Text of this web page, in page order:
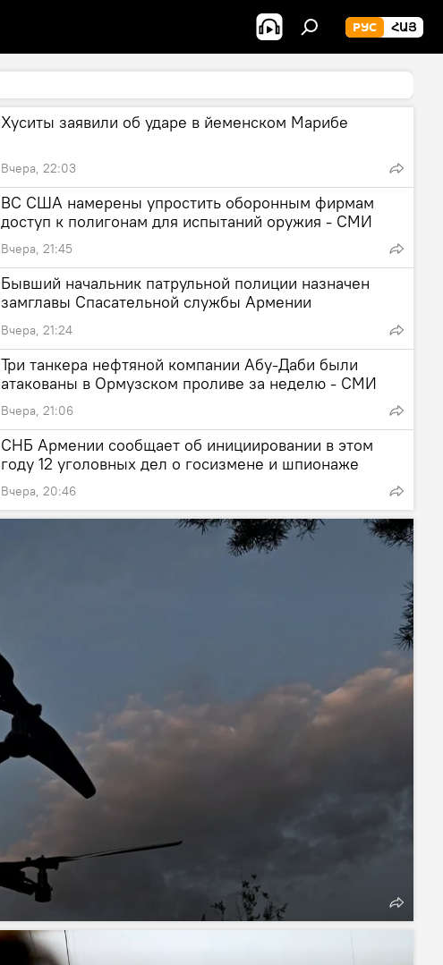
РУС ՀԱՅ
Хуситы заявили об ударе в йеменском Марибе
Вчера, 22:03
ВС США намерены упростить оборонным фирмам
доступ к полигонам для испытаний оружия - СМИ
Вчера, 21:45
Бывший начальник патрульной полиции назначен
замглавы Спасательной службы Армении
Вчера, 21:24
Три танкера нефтяной компании Абу-Даби были
атакованы в Ормузском проливе за неделю - СМИ
Вчера, 21:06
СНБ Армении сообщает об инициировании в этом
году 12 уголовных дел о госизмене и шпионаже
Вчера, 20:46